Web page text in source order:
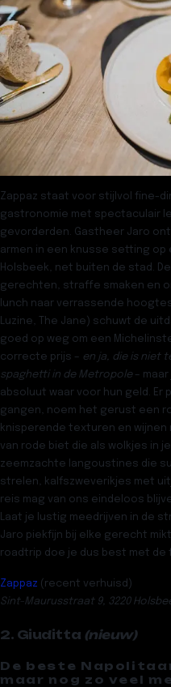
Zappaz staat voor stijlvol fine-
gastronomie met spectaculair
gevorderden. Gastheer Jaro
armen in een knusse setting op
Holsbeek, net buiten de stad.
gerechten, straffe smaken en
lunch naar verrassende
Luzine, The Jane) schuwt de
goed op weg om een
correcte prijs – en ja, die is niet
spaghetti in de Metropole– maar
absoluut waar voor hun geld.
gangen, noem het gerust een
knisperende texturen en wijnen
van rode biet die als wolkjes in
zeemzachte langoustines die
strelen, kalfszweverikjes met
reis mag van ons eindeloos
Laat je lustig meedrijven in de
Jaro piekfijn bij elke gerecht
roadtrip doe je dus best met
Zappaz (recent verhuisd)
Sint-Maurusstraat 9, 3220
2. Giuditta (nieuw)
De beste
maar nog zo veel